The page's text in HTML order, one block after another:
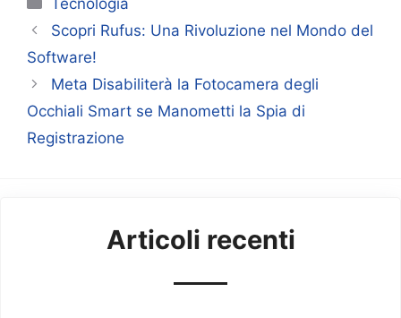
Scopri Rufus: Una Rivoluzione nel Mondo del
Software!
Meta Disabiliterà la Fotocamera degli
Occhiali Smart se Manometti la Spia di
Registrazione
Articoli recenti